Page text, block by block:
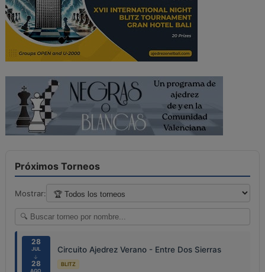
Próximos Torneos
Mostrar:
28
JUL
↓
28
AGO
Circuito Ajedrez Verano - Entre Dos Sierras
BLITZ